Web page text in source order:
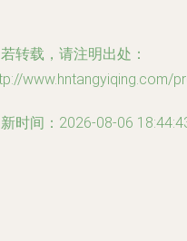
转载，请注明出处：
www.hntangyiqing.com/
时间：2026-08-06